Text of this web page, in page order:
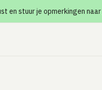
en stuur je opmerkingen naar